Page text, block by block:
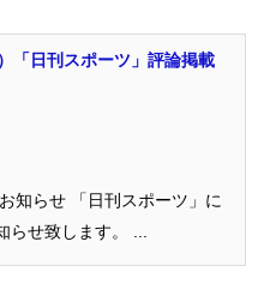
「日刊スポーツ」評論掲載
知らせ 「日刊スポーツ」に
せ致します。 ...